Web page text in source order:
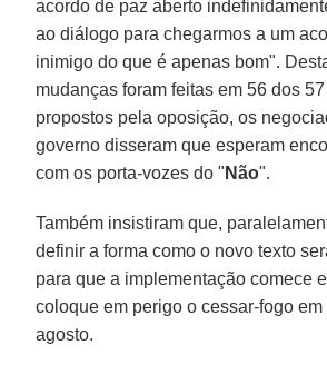
acordo de paz aberto
ao diálogo para chegarmos a um
inimigo do que é apenas bom".
mudanças foram feitas em 56 dos
propostos pela oposição, os
governo disseram que esperam
com os porta-vozes do " Não".
Também insistiram que,
definir a forma como o novo texto
para que a implementação comece
coloque em perigo o cessar-fogo
agosto.